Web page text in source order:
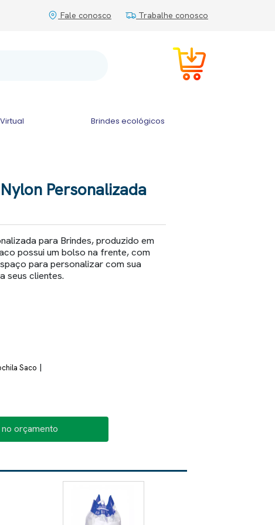
Fale conosco Trabalhe conosco
Brindes ecológicos
Personalizada
para Brindes, produzido em
possui um bolso na frente, com
para personalizar com sua
seus clientes.
Saco |
orçamento